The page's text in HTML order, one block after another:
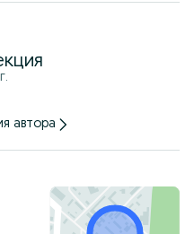
и бактерии)
839 50 50
автора